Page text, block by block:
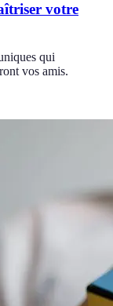
votre
qui
vos amis.